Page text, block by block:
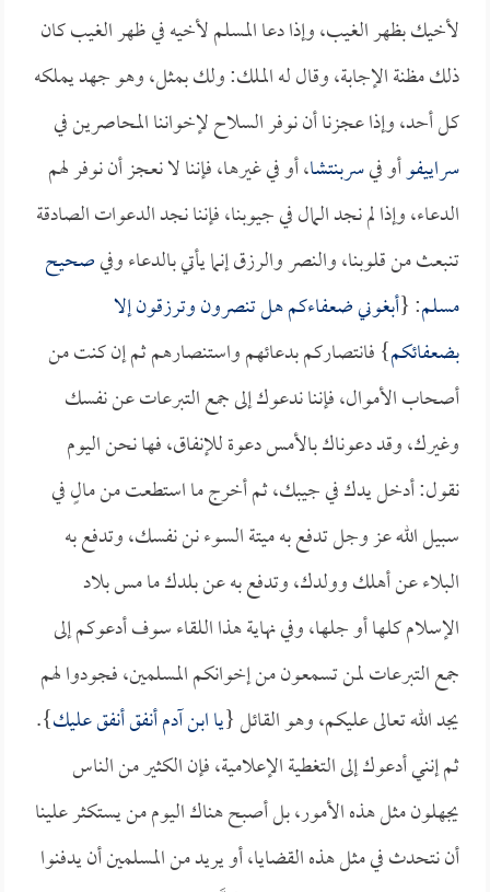
لأخيك بظهر الغيب، وإذا دعا المسلم لأخيه في ظهر الغيب كان
ذلك مظنة الإجابة، وقال له الملك: ولك بمثل، وهو جهد يملكه
كل أحد، وإذا عجزنا أن نوفر السلاح لإخواننا المحاصرين في
سراييفوأو فيسربنتشا، أو في غيرها، فإننا لا نعجز أن نوفر لهم
الدعاء، وإذا لم نجد المال في جيوبنا، فإننا نجد الدعوات الصادقة
تنبعث من قلوبنا، والنصر والرزق إنما يأتي بالدعاء وفيصحيح
مسلم: {أبغوني ضعفاءكم هل تنصرون وترزقون إلا
بضعفائكم} فانتصاركم بدعائهم واستنصارهم ثم إن كنت من
أصحاب الأموال، فإننا ندعوك إلى جمع التبرعات عن نفسك
وغيرك، وقد دعوناك بالأمس دعوة للإنفاق، فها نحن اليوم
نقول: أدخل يدك في جيبك، ثم أخرج ما استطعت من مالٍ في
سبيل الله عز وجل تدفع به ميتة السوء نن نفسك، وتدفع به
البلاء عن أهلك وولدك، وتدفع به عن بلدك ما مس بلاد
الإسلام كلها أو جلها، وفي نهاية هذا اللقاء سوف أدعوكم إلى
جمع التبرعات لمن تسمعون من إخوانكم المسلمين، فجودوا لهم
يجد الله تعالى عليكم، وهو القائل {يا ابن آدم أنفق أنفق عليك}.
ثم إنني أدعوك إلى التغطية الإعلامية، فإن الكثير من الناس
يجهلون مثل هذه الأمور، بل أصبح هناك اليوم من يستكثر علينا
أن نتحدث في مثل هذه القضايا، أو يريد من المسلمين أن يدفنوا